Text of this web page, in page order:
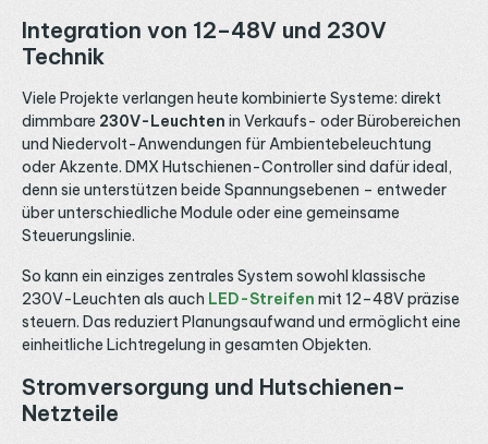
Integration von 12–48V und 230V
Technik
Viele Projekte verlangen heute kombinierte Systeme: direkt
dimmbare 230V-Leuchten in Verkaufs- oder Bürobereichen
und Niedervolt-Anwendungen für Ambientebeleuchtung
oder Akzente. DMX Hutschienen-Controller sind dafür ideal,
denn sie unterstützen beide Spannungsebenen – entweder
über unterschiedliche Module oder eine gemeinsame
Steuerungslinie.
So kann ein einziges zentrales System sowohl klassische
230V-Leuchten als auch LED-Streifen mit 12–48V präzise
steuern. Das reduziert Planungsaufwand und ermöglicht eine
einheitliche Lichtregelung in gesamten Objekten.
Stromversorgung und Hutschienen-
Netzteile